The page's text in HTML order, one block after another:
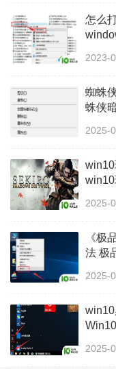
怎么
2023-
蜘蛛
蛛侠
2025-
win10
2025-
《极
法 极
2025-
2025-